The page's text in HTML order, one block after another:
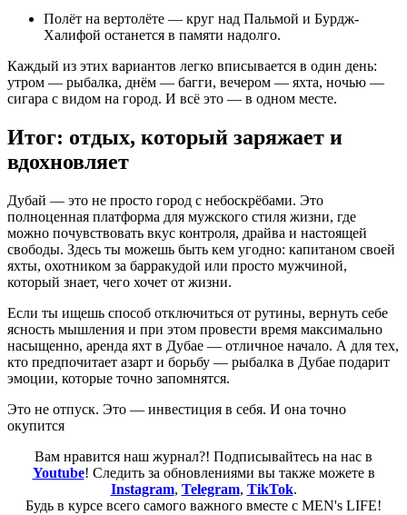
Полёт на вертолёте — круг над Пальмой и Бурдж-
Халифой останется в памяти надолго.
Каждый из этих вариантов легко вписывается в один день:
утром — рыбалка, днём — багги, вечером — яхта, ночью —
сигара с видом на город. И всё это — в одном месте.
Итог: отдых, который заряжает и
вдохновляет
Дубай — это не просто город с небоскрёбами. Это
полноценная платформа для мужского стиля жизни, где
можно почувствовать вкус контроля, драйва и настоящей
свободы. Здесь ты можешь быть кем угодно: капитаном своей
яхты, охотником за барракудой или просто мужчиной,
который знает, чего хочет от жизни.
Если ты ищешь способ отключиться от рутины, вернуть себе
ясность мышления и при этом провести время максимально
насыщенно, аренда яхт в Дубае — отличное начало. А для тех,
кто предпочитает азарт и борьбу — рыбалка в Дубае подарит
эмоции, которые точно запомнятся.
Это не отпуск. Это — инвестиция в себя. И она точно
окупится
Вам нравится наш журнал?! Подписывайтесь на нас в
Youtube! Следить за обновлениями вы также можете в
Instagram, Telegram, TikTok.
Будь в курсе всего самого важного вместе с MEN's LIFE!